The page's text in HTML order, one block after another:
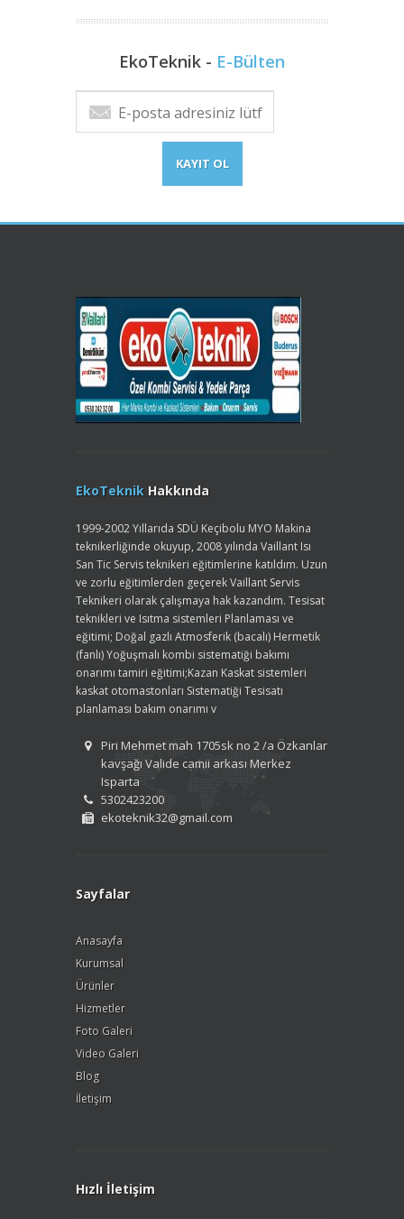
EkoTeknik - E-Bülten
EkoTeknik Hakkında
1999-2002 Yıllarıda SDÜ Keçibolu MYO Makina
teknikerliğinde okuyup, 2008 yılında Vaillant Isı
San Tic Servis teknikeri eğitimlerine katıldım. Uzun
ve zorlu eğitimlerden geçerek Vaillant Servis
Teknikeri olarak çalışmaya hak kazandım. Tesisat
teknikleri ve Isıtma sistemleri Planlaması ve
eğitimi; Doğal gazlı Atmosferik (bacalı) Hermetik
(fanlı) Yoğuşmalı kombi sistematiği bakımı
onarımı tamiri eğitimi;Kazan Kaskat sistemleri
kaskat otomastonları Sistematiği Tesisatı
planlaması bakım onarımı v
Piri Mehmet mah 1705sk no 2 /a Özkanlar
kavşağı Valide camii arkası Merkez
Isparta
5302423200
ekoteknik32@gmail.com
Sayfalar
Anasayfa
Kurumsal
Ürünler
Hizmetler
Foto Galeri
Video Galeri
Blog
İletişim
Hızlı İletişim